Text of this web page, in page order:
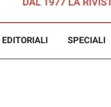
EDITORIALI SPECIALI